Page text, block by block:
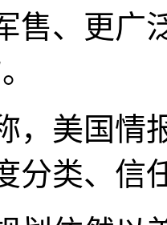
售、更广
，美国情
分类、信